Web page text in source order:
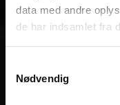
data med andre
de har indsamlet fra
Nødvendig